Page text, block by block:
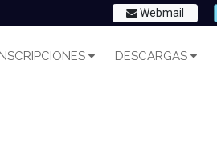
Webmail
DESCARGAS